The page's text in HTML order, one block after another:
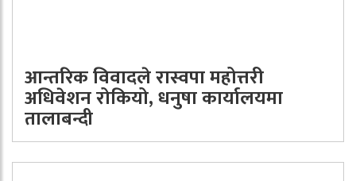
आन्तरिक विवादले रास्वपा महोत्तरी
अधिवेशन रोकियो, धनुषा कार्यालयमा
तालाबन्दी